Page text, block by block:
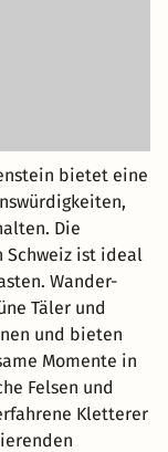
bietet eine
Die
Schweiz ist ideal
Wander-
Täler und
und bieten
Momente in
Felsen und
Kletterer